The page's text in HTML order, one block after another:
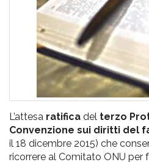
L’attesa ratifica del terzo
Convenzione sui diritti del
il 18 dicembre 2015) che
ricorrere al Comitato ONU per